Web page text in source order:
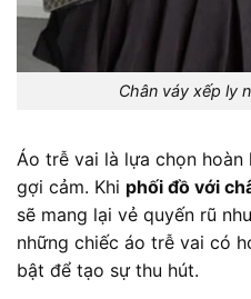
Chân váy xếp ly
Áo trễ vai là lựa chọn
gợi cảm. Khi phối đồ với
sẽ mang lại vẻ quyến rũ
những chiếc áo trễ vai có
bật để tạo sự thu hút.